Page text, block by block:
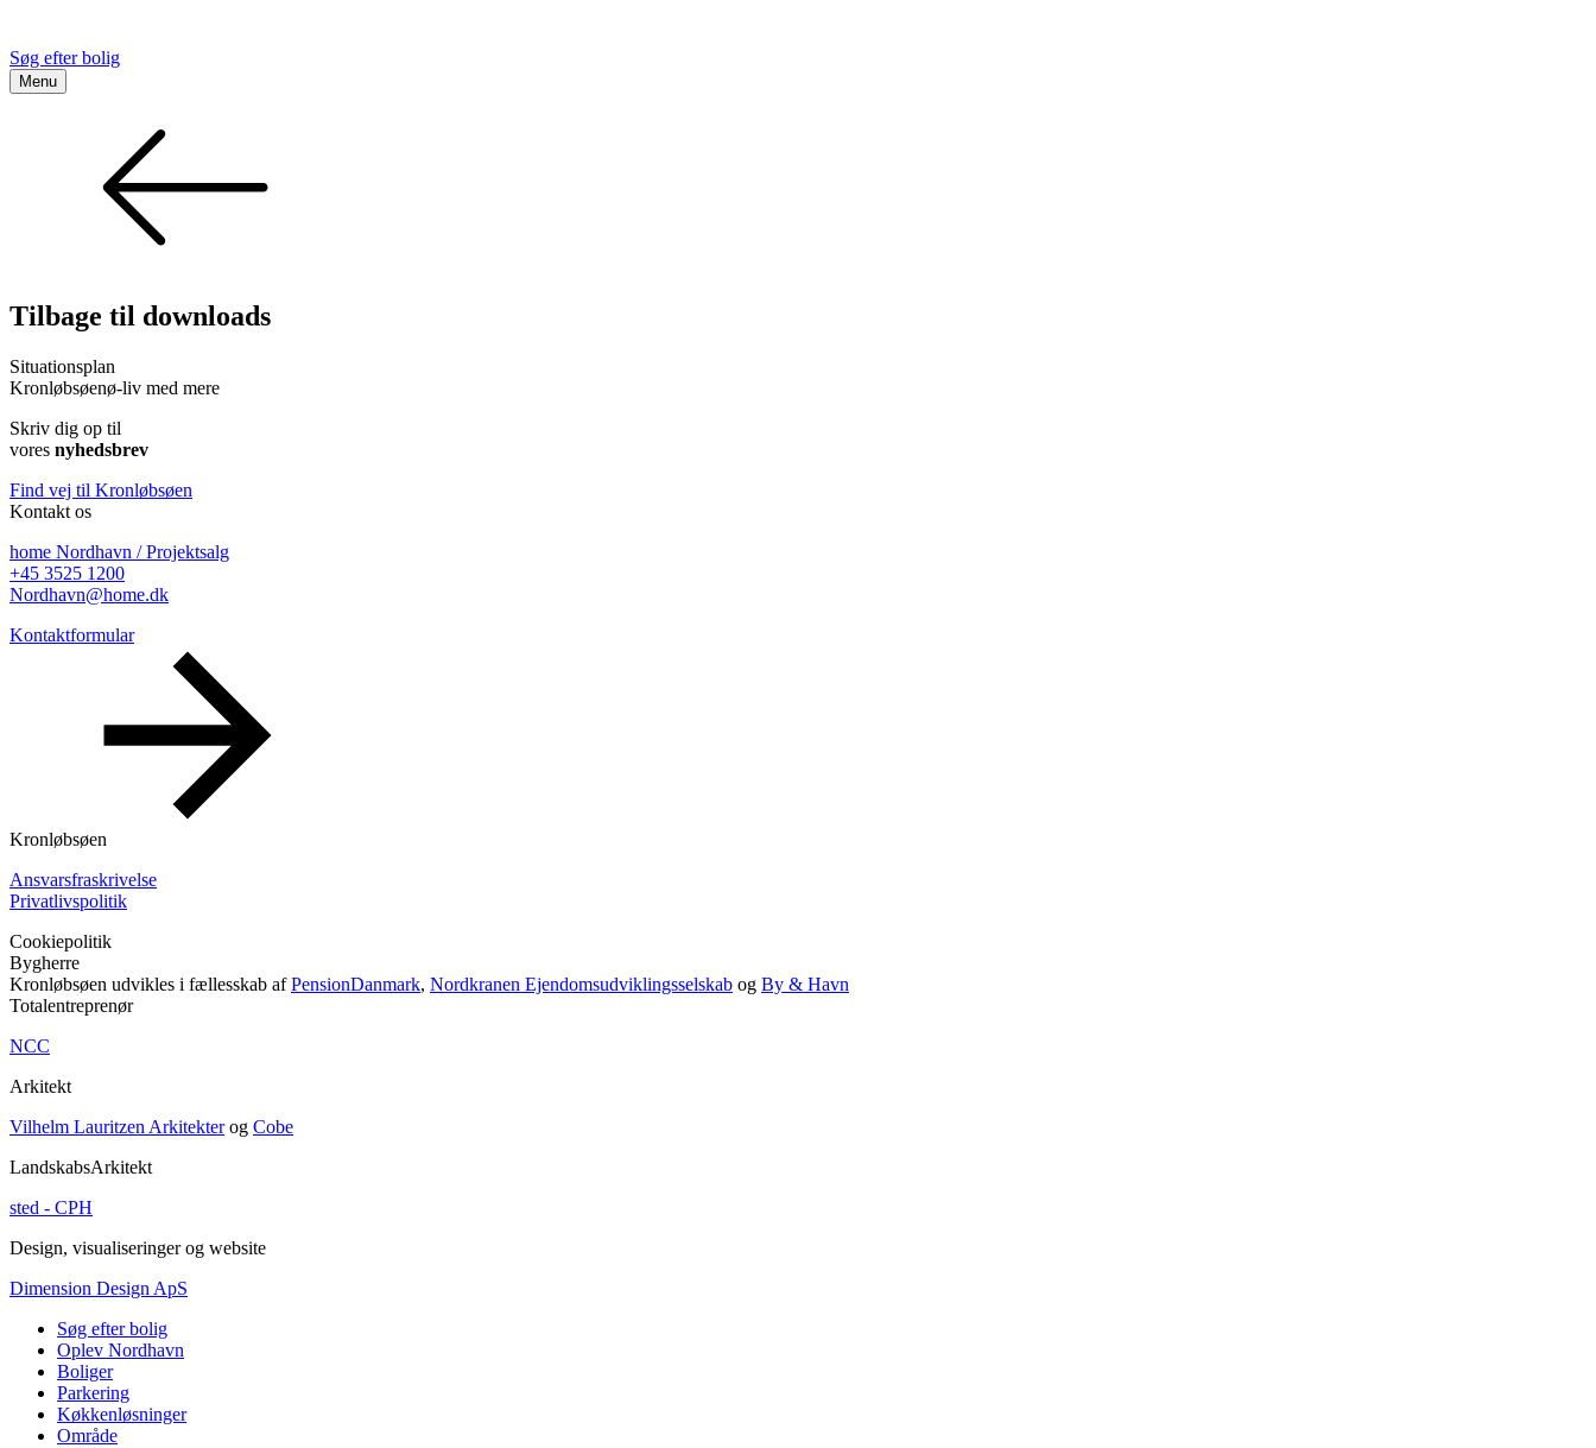
Søg efter bolig
Menu
Tilbage til downloads
Situationsplan
Kronløbsøenø-liv med mere
Skriv dig op til
vores nyhedsbrev
Find vej til Kronløbsøen
Kontakt os
home Nordhavn / Projektsalg
+45 3525 1200
Nordhavn@home.dk
Kontaktformular
Kronløbsøen
Ansvarsfraskrivelse
Privatlivspolitik
Cookiepolitik
Bygherre
Kronløbsøen udvikles i fællesskab afPensionDanmark, Nordkranen Ejendomsudviklingsselskab og By & Havn
Totalentreprenør
NCC
Arkitekt
Vilhelm Lauritzen Arkitekterog Cobe
LandskabsArkitekt
sted - CPH
Design, visualiseringer og website
Dimension Design ApS
Søg efter bolig
Oplev Nordhavn
Boliger
Parkering
Køkkenløsninger
Område